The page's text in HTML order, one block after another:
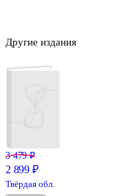
Другие издания
3 479 ₽
2 899 ₽
Твёрдая обл.